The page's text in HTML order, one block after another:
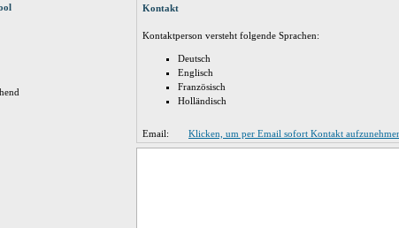
Kontakt
Kontaktperson versteht folgende Sprachen:
Deutsch
Englisch
Französisch
Holländisch
Email: Klicken, um per Email sofort Kontakt